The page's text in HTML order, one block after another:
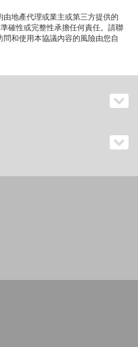
地產代理或業主或第三方提供的
確性或完整性承擔任何責任。請聯
和使用本協議內容的風險由您自